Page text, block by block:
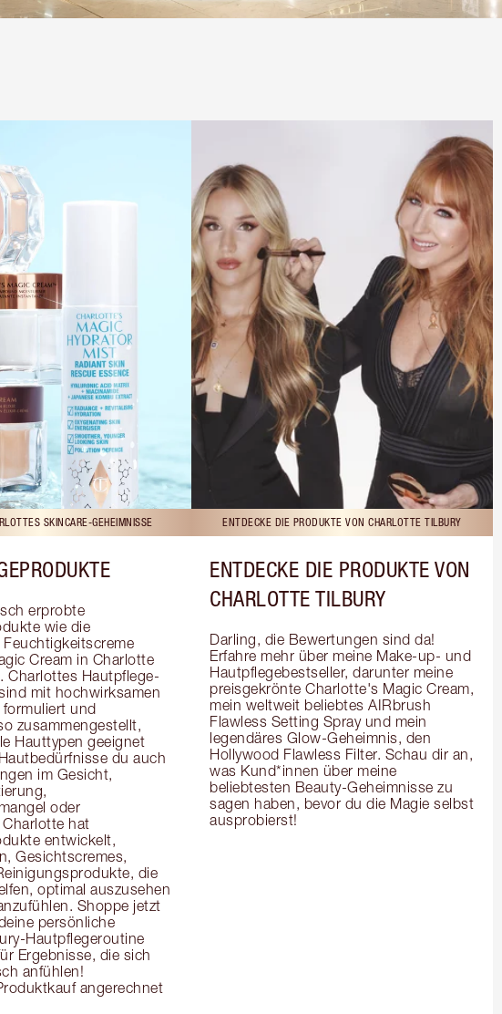
SKINCARE-GEHEIMNISSE
erprobte
wie die
Cream in Charlotte
Charlottes Hautpflege-
mit hochwirksamen
und
zusammengestellt,
Hauttypen geeignet
du auch
im Gesicht,
oder
hat
entwickelt,
Gesichtscremes,
die
optimal auszusehen
Shoppe jetzt
persönliche
Hautpflegeroutine
Ergebnisse, die sich
anfühlen!
angerechnet
ENTDECKE DIE PRODUKTE VON CHARLOTTE TILBURY
ENTDECKE DIE PRODUKTE VON
CHARLOTTE TILBURY
Darling, die Bewertungen sind da!
Erfahre mehr über meine Make-up- und
Hautpflegebestseller, darunter meine
preisgekrönte Charlotte's Magic Cream,
mein weltweit beliebtes AIRbrush
Flawless Setting Spray und mein
legendäres Glow-Geheimnis, den
Hollywood Flawless Filter. Schau dir an,
was Kund*innen über meine
beliebtesten Beauty-Geheimnisse zu
sagen haben, bevor du die Magie selbst
ausprobierst!